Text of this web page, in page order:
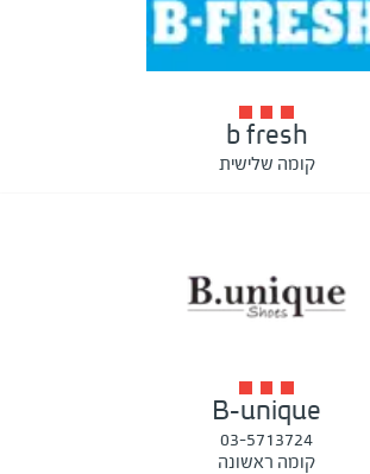
b fresh
קומה שלישית
B-unique
03-5713724
קומה ראשונה